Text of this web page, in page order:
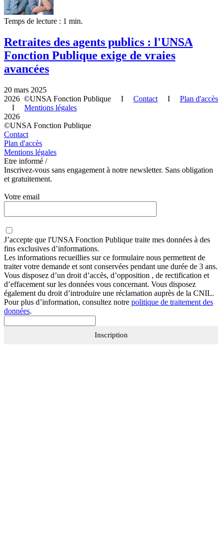
Temps de lecture : 1 min.
Retraites des agents publics : l'UNSA
Fonction Publique exige de vraies
avancées
20 mars 2025
2026 ©UNSA Fonction Publique I Contact I Plan d'accès
I Mentions légales
2026
©UNSA Fonction Publique
Contact
Plan d'accès
Mentions légales
Etre informé /
Inscrivez-vous sans engagement à notre newsletter. Sans obligation
et gratuitement.
Votre email
J’accepte que l'UNSA Fonction Publique traite mes données à des
fins exclusives d’informations.
Les informations recueillies sur ce formulaire nous permettent de
traiter votre demande et sont conservées pendant une durée de 3 ans.
Vous disposez d’un droit d’accès, d’opposition , de rectification et
d’effacement sur les données vous concernant. Vous disposez
également du droit d’introduire une réclamation auprès de la CNIL.
Pour plus d’information, consultez notre politique de traitement des
données.
Inscription